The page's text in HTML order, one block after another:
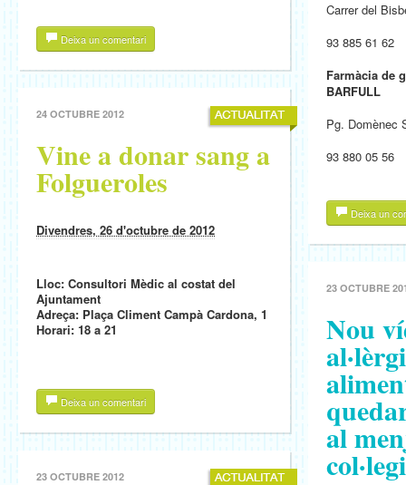
Deixa un comentari
24 OCTUBRE 2012
Vine a donar sang a
Folgueroles
Divendres, 26 d'octubre de 2012
Lloc: Consultori Mèdic al costat del
Ajuntament
Adreça: Plaça Climent Campà Cardona, 1
Horari: 18 a 21
Deixa un comentari
23 OCTUBRE 2012
Carrer del
93 885 61 62
Farmàcia de
BARFULL
Pg. Domènec
93 880 05 56
Deixa un
23 OCTUBRE
Nou
al